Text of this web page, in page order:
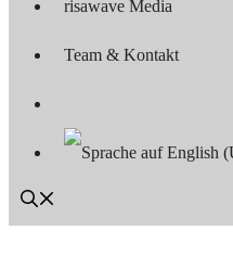
risawave Media
Team & Kontakt